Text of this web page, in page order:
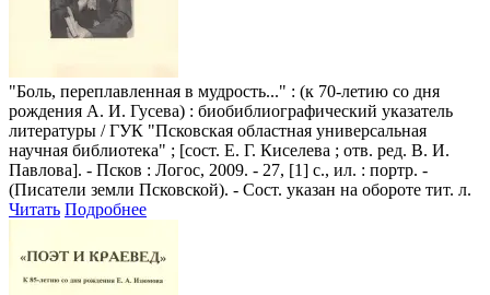
"Боль, переплавленная в мудрость..." : (к 70-летию со дня
рождения А. И. Гусева) : биобиблиографический указатель
литературы / ГУК "Псковская областная универсальная
научная библиотека" ; [сост. Е. Г. Киселева ; отв. ред. В. И.
Павлова]. - Псков : Логос, 2009. - 27, [1] с., ил. : портр. -
(Писатели земли Псковской). - Сост. указан на обороте тит. л.
Читать Подробнее